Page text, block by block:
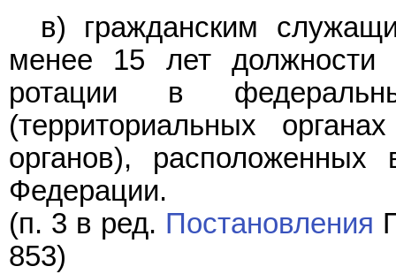
в) гражданским
менее 15 лет должности
ротации в
(территориальных
органов), расположенных
Федерации.
(п. 3 в ред. Постановления
853)